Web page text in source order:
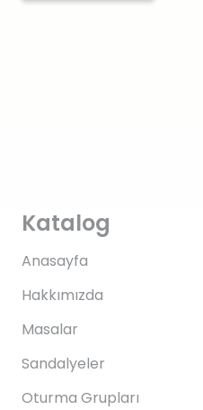
Katalog
Anasayfa
Hakkımızda
Masalar
Sandalyeler
Oturma Grupları